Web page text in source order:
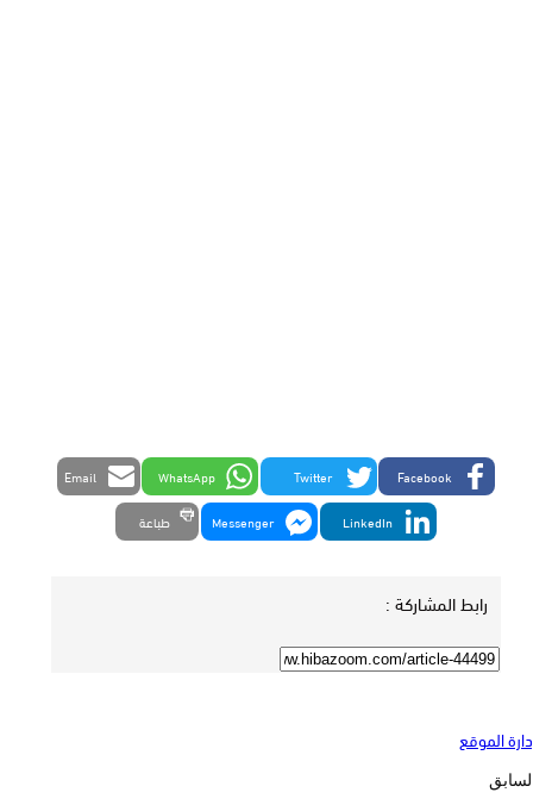
Facebook
Twitter
WhatsApp
Email
LinkedIn
Messenger طباعة
رابط المشاركة :
الموقع